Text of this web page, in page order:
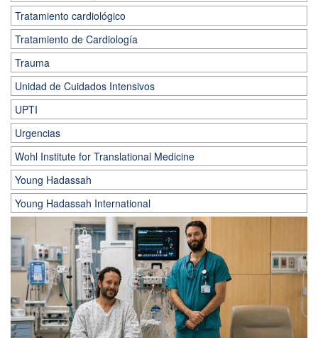
Tratamiento cardiológico
Tratamiento de Cardiología
Trauma
Unidad de Cuidados Intensivos
UPTI
Urgencias
Wohl Institute for Translational Medicine
Young Hadassah
Young Hadassah International